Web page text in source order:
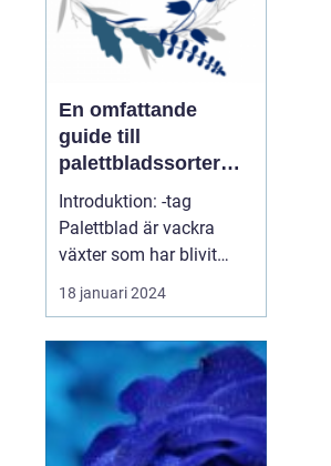
En omfattande
guide till
palettbladssorter
och deras namn
Introduktion: -tag
Palettblad är vackra
växter som har blivit
populära de senaste
åren på grund av sina
lättodlade natur. I denna
artikel kommer vi att ge
en grundlig översikt över
palettbladssorter och
18 januari 2024